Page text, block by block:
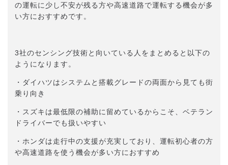
の運転に少し不安が残る方や高速道路で運転する機会が多
い方におすすめです。
3社のセンシング技術と向いている人をまとめると以下の
ようになります。
・ダイハツはシステムと搭載グレードの両面から見ても街
乗り向き
・スズキは最低限の補助に留めているからこそ、ベテラン
ドライバーでも扱いやすい
・ホンダは走行中の支援が充実しており、運転初心者の方
や高速道路を使う機会が多い方におすすめ